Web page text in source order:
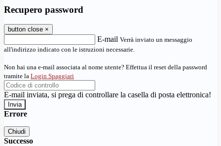
Recupero password
button close ×
E-mail Verrà inviato un messaggio
all'indirizzo indicato con le istruzioni necessarie.
Non hai una e-mail associata al nome utente? Effettua il reset della password
tramite la Login Spaggiari
E-mail inviata, si prega di controllare la casella di posta elettronica!
Errore
Chiudi
Successo